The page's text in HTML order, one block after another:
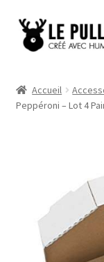
Aller
Aller
au
Pull Noël Femme
Pull Noël Promo
Accueil
Peppéroni – Lot 4